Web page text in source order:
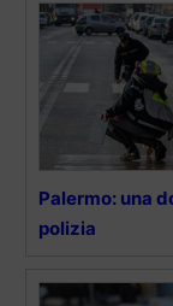
Palermo: una
polizia